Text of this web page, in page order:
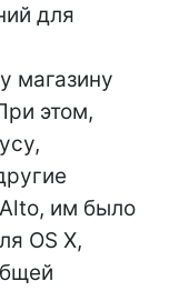
для
магазину
этом,
им было
OS X,